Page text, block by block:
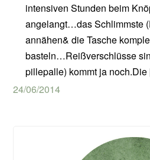
intensiven Stunden beim
angelangt…das Schlimmste
annähen& die Tasche
basteln…Reißverschlüsse
pillepalle) kommt ja
24/06/2014